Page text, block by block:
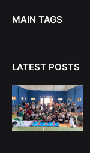
MAIN TAGS
LATEST POSTS